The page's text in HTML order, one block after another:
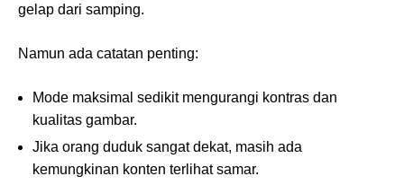
gelap dari samping.
Namun ada catatan penting:
Mode maksimal sedikit mengurangi kontras dan
kualitas gambar.
Jika orang duduk sangat dekat, masih ada
kemungkinan konten terlihat samar.